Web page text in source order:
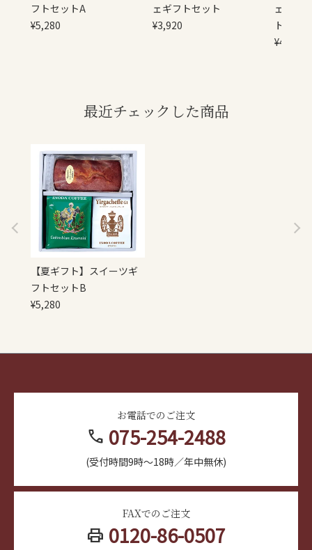
フトセットA
¥5,280
ェギフトセット
¥3,920
ェケー
トセッ
¥4,720
最近チェックした商品
【夏ギフト】スイーツギ
フトセットB
¥5,280
お電話でのご注文
call 075-254-2488
(受付時間9時～18時／年中無休)
FAXでのご注文
print 0120-86-0507